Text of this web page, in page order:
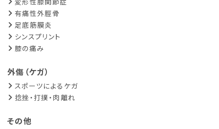
有痛性外脛骨
足底筋膜炎
シンスプリント
膝の痛み
外傷（ケガ）
スポーツによるケガ
捻挫・打撲・肉離れ
その他